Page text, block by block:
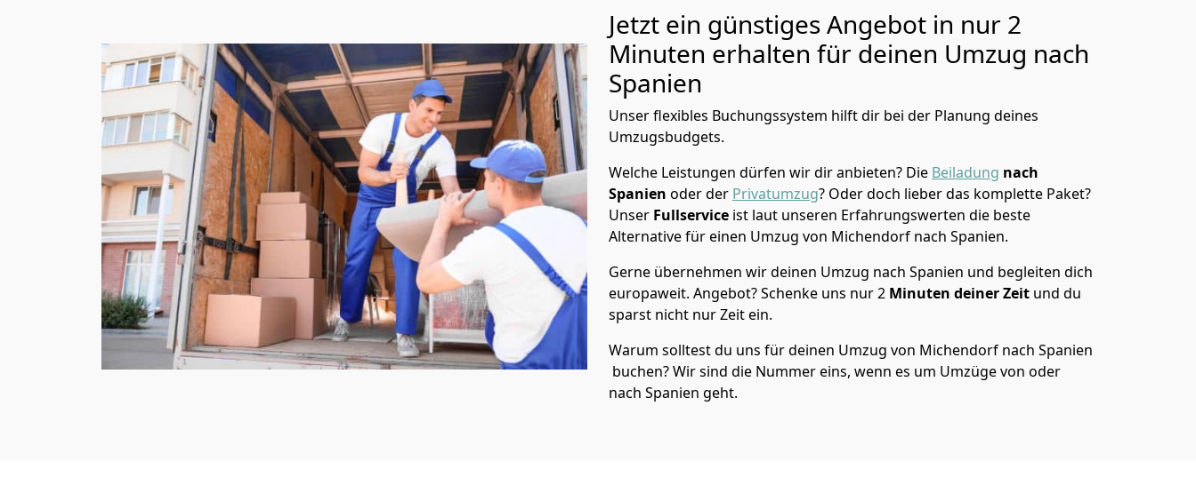
Jetzt ein günstiges Angebot in nur 2
Minuten erhalten für deinen Umzug nach
Spanien
Unser flexibles Buchungssystem hilft dir bei der Planung deines
Umzugsbudgets.
Welche Leistungen dürfen wir dir anbieten? Die Beiladung nach
Spanien oder der Privatumzug? Oder doch lieber das komplette Paket?
Unser Fullservice ist laut unseren Erfahrungswerten die beste
Alternative für einen Umzug von Michendorf nach Spanien.
Gerne übernehmen wir deinen Umzug nach Spanien und begleiten dich
europaweit. Angebot? Schenke uns nur2 Minuten deiner Zeit und du
sparst nicht nur Zeit ein.
Warum solltest du uns für deinen Umzug von Michendorf nach Spanien
buchen? Wir sind die Nummer eins, wenn es um Umzüge von oder
nach Spanien geht.